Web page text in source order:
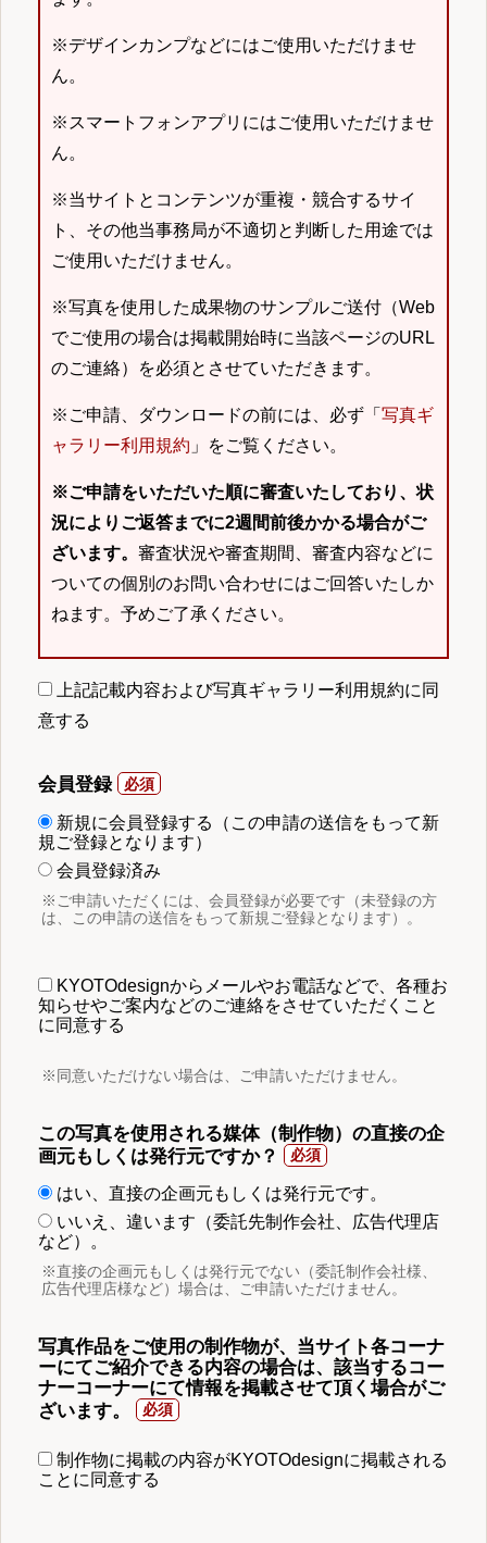
※デザインカンプなどにはご使用いただけませ
ん。
※スマートフォンアプリにはご使用いただけませ
ん。
※当サイトとコンテンツが重複・競合するサイ
ト、その他当事務局が不適切と判断した用途では
ご使用いただけません。
※写真を使用した成果物のサンプルご送付（Web
でご使用の場合は掲載開始時に当該ページのURL
のご連絡）を必須とさせていただきます。
※ご申請、ダウンロードの前には、必ず「 写真ギ
ャラリー利用規約 」をご覧ください。
※ご申請をいただいた順に審査いたしており、状
況によりご返答までに2週間前後かかる場合がご
ざいます。 審査状況や審査期間、審査内容などに
ついての個別のお問い合わせにはご回答いたしか
ねます。予めご了承ください。
上記記載内容および写真ギャラリー利用規約に同
意する
会員登録
新規に会員登録する（この申請の送信をもって新
規ご登録となります）
会員登録済み
※ご申請いただくには、会員登録が必要です（未登録の方
は、この申請の送信をもって新規ご登録となります）。
KYOTOdesignからメールやお電話などで、各種お
知らせやご案内などのご連絡をさせていただくこと
に同意する
※同意いただけない場合は、ご申請いただけません。
この写真を使用される媒体（制作物）の直接の企
画元もしくは発行元ですか？
はい、直接の企画元もしくは発行元です。
いいえ、違います（委託先制作会社、広告代理店
など）。
※直接の企画元もしくは発行元でない（委託制作会社様、
広告代理店様など）場合は、ご申請いただけません。
写真作品をご使用の制作物が、当サイト各コーナ
ーにてご紹介できる内容の場合は、該当するコー
ナーコーナーにて情報を掲載させて頂く場合がご
ざいます。
制作物に掲載の内容がKYOTOdesignに掲載される
ことに同意する